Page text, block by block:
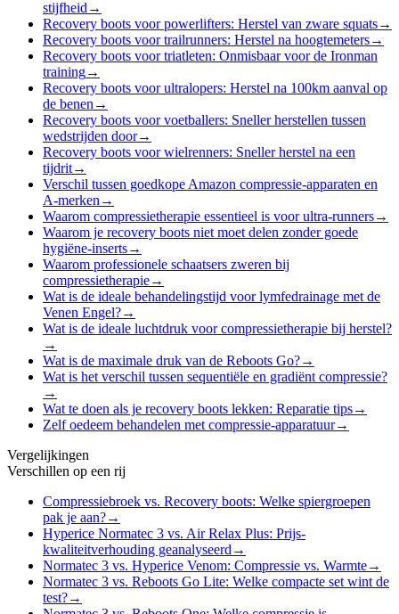
stijfheid →
Recovery boots voor powerlifters: Herstel van zware squats→
Recovery boots voor trailrunners: Herstel na hoogtemeters→
Recovery boots voor triatleten: Onmisbaar voor de Ironman
training→
Recovery boots voor ultralopers: Herstel na 100km aanval op
de benen →
Recovery boots voor voetballers: Sneller herstellen tussen
wedstrijden door→
Recovery boots voor wielrenners: Sneller herstel na een
tijdrit→
Verschil tussen goedkope Amazon compressie-apparaten en
A-merken →
Waarom compressietherapie essentieel is voor ultra-runners→
Waarom je recovery boots niet moet delen zonder goede
hygiëne-inserts→
Waarom professionele schaatsers zweren bij
compressietherapie→
Wat is de ideale behandelingstijd voor lymfedrainage met de
Venen Engel?→
Wat is de ideale luchtdruk voor compressietherapie bij herstel?
→
Wat is de maximale druk van de Reboots Go?→
Wat is het verschil tussen sequentiële en gradiënt compressie?
→
Wat te doen als je recovery boots lekken: Reparatie tips→
Zelf oedeem behandelen met compressie-apparatuur→
Vergelijkingen
Verschillen op een rij
Compressiebroek vs. Recovery boots: Welke spiergroepen
pak je aan?→
Hyperice Normatec 3 vs. Air Relax Plus: Prijs-
kwaliteitverhouding geanalyseerd →
Normatec 3 vs. Hyperice Venom: Compressie vs. Warmte→
Normatec 3 vs. Reboots Go Lite: Welke compacte set wint de
test?→